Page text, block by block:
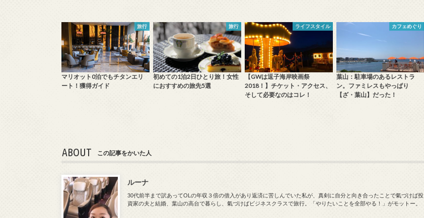
旅行
マリオット0泊でもチタンエリ
ート！獲得ガイド
旅行
初めての1泊2日ひとり旅！女性
におすすめの旅先5選
ライフスタイル
【GWは逗子海岸映画祭
2018！】チケット・アクセス、
そして必要なのはコレ！
カフェめぐり
葉山：駐車場のあるレストラ
ン。ファミレスもやっぱり
【ざ・葉山】だった！
ABOUT この記事をかいた人
ルーナ
30代前半まで訳あってOLの年収３倍の借入があり返済に苦しんでいた私が、真剣に自分と向き合ったことで氣づけば投
資家の夫と結婚、葉山の高台で暮らし、氣づけばビジネスクラスで旅行。「やりたいことを全部やる！」がモットー。